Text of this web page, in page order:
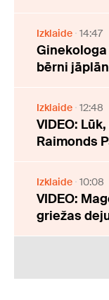
Izklaide 14:47
bērni
Izklaide 12:48
VIDEO:
Raimonds
Izklaide 10:08
VIDEO:
griežas